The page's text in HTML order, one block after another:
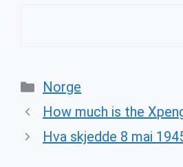
Categories
Norge
How much is the
Hva skjedde 8 mai